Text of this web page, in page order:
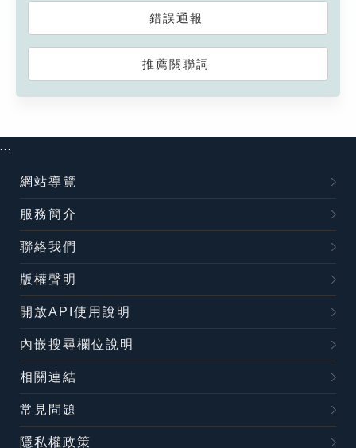
錯誤通報
推薦關聯詞
:::
網站導覽
服務簡介
聯絡我們
版權聲明
開放API使用說明
內嵌搜尋欄位說明
相關連結
常見問題
隱私權政策